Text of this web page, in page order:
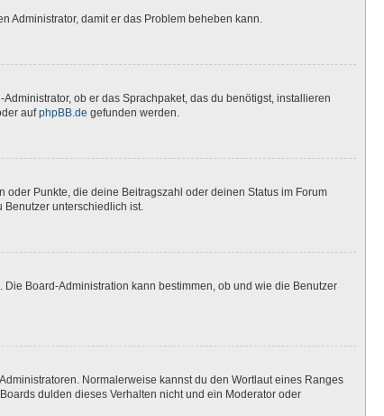
Administrator, damit er das Problem beheben kann.
ob er das Sprachpaket, das du benötigst, installieren
aufphpBB.de gefunden werden.
oder Punkte, die deine Beitragszahl oder deinen Status im Forum
Benutzer unterschiedlich ist.
Board-Administration kann bestimmen, ob und wie die Benutzer
Normalerweise kannst du den Wortlaut eines Ranges
dulden dieses Verhalten nicht und ein Moderator oder